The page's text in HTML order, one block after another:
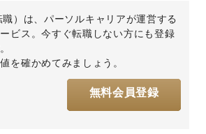
）は、パーソルキャリアが運営する
ビス。今すぐ転職しない方にも登録
を確かめてみましょう。
無料会員登録